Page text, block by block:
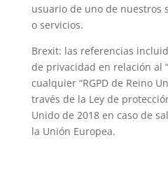
usuario de uno de nuestros
o servicios.
Brexit: las referencias
de privacidad en relación al
cualquier “RGPD de Reino
través de la Ley de
Unido de 2018 en caso de
la Unión Europea.